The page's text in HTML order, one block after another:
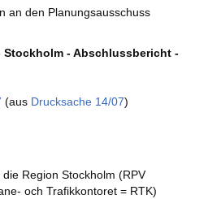
an den Planungsausschuss
- Abschlussbericht -
(aus Drucksache 14/07)
Region Stockholm (RPV
och Trafikkontoret = RTK)